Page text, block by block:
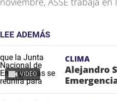
LEE ADEMÁS
VIDEO
CLIMA
Alejandro